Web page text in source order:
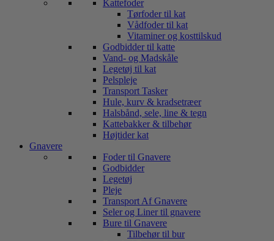
Kattefoder
Tørfoder til kat
Vådfoder til kat
Vitaminer og kosttilskud
Godbidder til katte
Vand- og Madskåle
Legetøj til kat
Pelspleje
Transport Tasker
Hule, kurv & kradsetræer
Halsbånd, sele, line & tegn
Kattebakker & tilbehør
Højtider kat
Gnavere
Foder til Gnavere
Godbidder
Legetøj
Pleje
Transport Af Gnavere
Seler og Liner til gnavere
Bure til Gnavere
Tilbehør til bur